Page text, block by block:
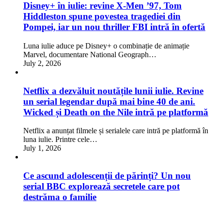
Disney+ în iulie: revine X-Men ’97, Tom
Hiddleston spune povestea tragediei din
Pompei, iar un nou thriller FBI intră în ofertă
Luna iulie aduce pe Disney+ o combinație de animație
Marvel, documentare National Geograph…
July 2, 2026
Netflix a dezvăluit noutățile lunii iulie. Revine
un serial legendar după mai bine 40 de ani.
Wicked și Death on the Nile intră pe platformă
Netflix a anunțat filmele și serialele care intră pe platformă în
luna iulie. Printre cele…
July 1, 2026
Ce ascund adolescenții de părinți? Un nou
serial BBC explorează secretele care pot
destrăma o familie